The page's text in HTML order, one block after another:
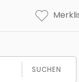
SUCHEN